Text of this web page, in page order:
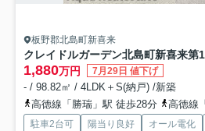
板野郡北島町新喜来
クレイドルガーデン北島町新喜来第1
1,880万円 7月29日 値下げ
- / 98.82㎡ / 4LDK＋S(納戸) /新築
高徳線「勝瑞」駅 徒歩28分
高徳線
駐車2台可 陽当り良好 オール電化